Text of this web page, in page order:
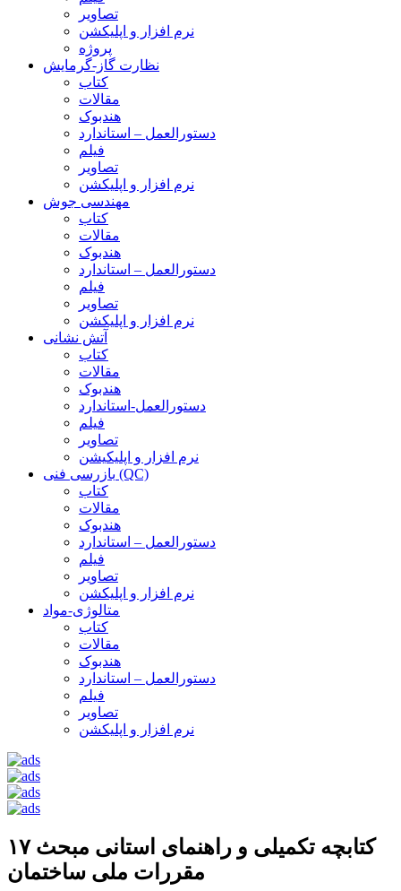
تصاویر
نرم افزار و اپلیکشن
پروژه
نظارت گاز-گرمایش
کتاب
مقالات
هندبوک
دستورالعمل – استاندارد
فیلم
تصاویر
نرم افزار و اپلیکشن
مهندسی جوش
کتاب
مقالات
هندبوک
دستورالعمل – استاندارد
فیلم
تصاویر
نرم افزار و اپلیکشن
آتش نشانی
کتاب
مقالات
هندبوک
دستورالعمل-استاندارد
فیلم
تصاویر
نرم افزار و اپلیکیشن
بازرسی فنی (QC)
کتاب
مقالات
هندبوک
دستورالعمل – استاندارد
فیلم
تصاویر
نرم افزار و اپلیکشن
متالوژی-مواد
کتاب
مقالات
هندبوک
دستورالعمل – استاندارد
فیلم
تصاویر
نرم افزار و اپلیکشن
کتابچه تکمیلی و راهنمای استانی مبحث ۱۷
مقررات ملی ساختمان